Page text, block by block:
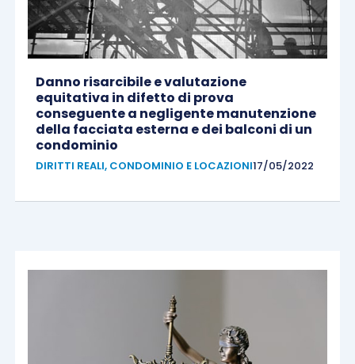
Danno risarcibile e valutazione
equitativa in difetto di prova
conseguente a negligente manutenzione
della facciata esterna e dei balconi di un
condominio
DIRITTI REALI, CONDOMINIO E LOCAZIONI17/05/2022